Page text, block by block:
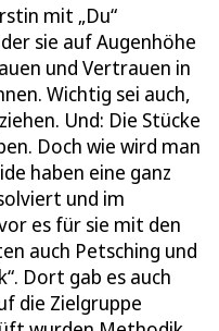
mit „Du“
sie auf Augenhöhe
und Vertrauen in
Wichtig sei auch,
Und: Die Stücke
Doch wie wird man
haben eine ganz
und im
es für sie mit den
auch Petsching und
Dort gab es auch
die Zielgruppe